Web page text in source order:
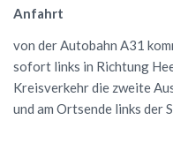
Anfahrt
von der Autobahn A31
sofort links in Richtung
Kreisverkehr die zweite
und am Ortsende links der